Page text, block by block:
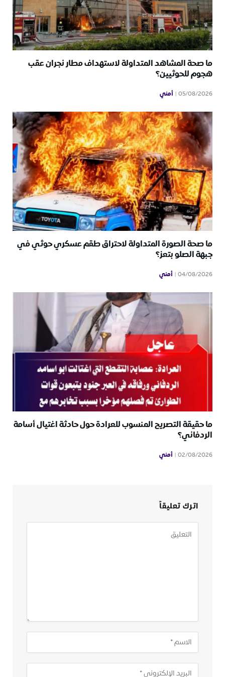
ما صحة المشاهد المتداولة لاستهداف مطار نجران عقب
هجوم للحوثيين؟
05/08/2026 أمني
ما صحة الصورة المتداولة لاحتراق طقم عسكري حوثي في
جبهة الصلو بتعز؟
04/08/2026 أمني
ما حقيقة التصريح المنسوب للعرادة حول حادثة اغتيال أسامة
الردفاني؟
02/08/2026 أمني
اترك تعليقاً